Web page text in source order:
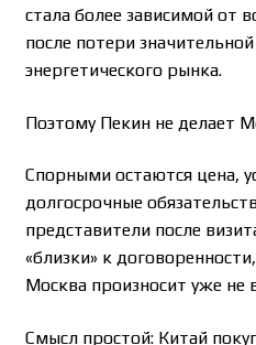
стала более зависимой от
после потери
энергетического рынка.
Поэтому Пекин не делает
Спорными остаются цена,
долгосрочные
представители после
«близки» к
Москва произносит уже не
Смысл простой: Китай